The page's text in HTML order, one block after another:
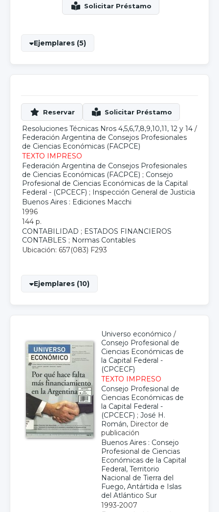
Ejemplares (5)
Resoluciones Técnicas Nros 4,5,6,7,8,9,10,11, 12 y 14 /
Federación Argentina de Consejos Profesionales
de Ciencias Económicas (FACPCE)
TEXTO IMPRESO
Federación Argentina de Consejos Profesionales
de Ciencias Económicas (FACPCE) ; Consejo
Profesional de Ciencias Económicas de la Capital
Federal - (CPCECF) ; Inspección General de Justicia
Buenos Aires : Ediciones Macchi
1996
144 p.
CONTABILIDAD ; ESTADOS FINANCIEROS
CONTABLES ; Normas Contables
Ubicación: 657(083) F293
Ejemplares (10)
Universo económico /
Consejo Profesional de
Ciencias Económicas de
la Capital Federal -
(CPCECF)
TEXTO IMPRESO
Consejo Profesional de
Ciencias Económicas de
la Capital Federal -
(CPCECF) ; José H.
Román, Director de
publicación
Buenos Aires : Consejo
Profesional de Ciencias
Económicas de la Capital
Federal, Territorio
Nacional de Tierra del
Fuego, Antártida e Islas
del Atlántico Sur
1993-2007